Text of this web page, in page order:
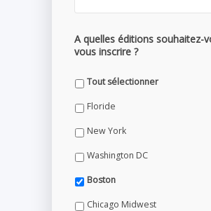
A quelles éditions souhaitez-
vous inscrire ?
Tout sélectionner
Floride
New York
Washington DC
Boston
Chicago Midwest